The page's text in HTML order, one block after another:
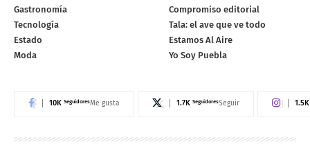
Gastronomía
Tecnología
Estado
Moda
Compromiso editorial
Tala: el ave que ve todo
Estamos Al Aire
Yo Soy Puebla
10K SeguidoresMe gusta 1.7K SeguidoresSeguir 1.5K